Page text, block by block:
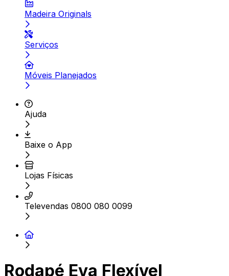
Madeira Originals
Serviços
Móveis Planejados
Ajuda
Baixe o App
Lojas Físicas
Televendas 0800 080 0099
Rodapé Eva Flexível